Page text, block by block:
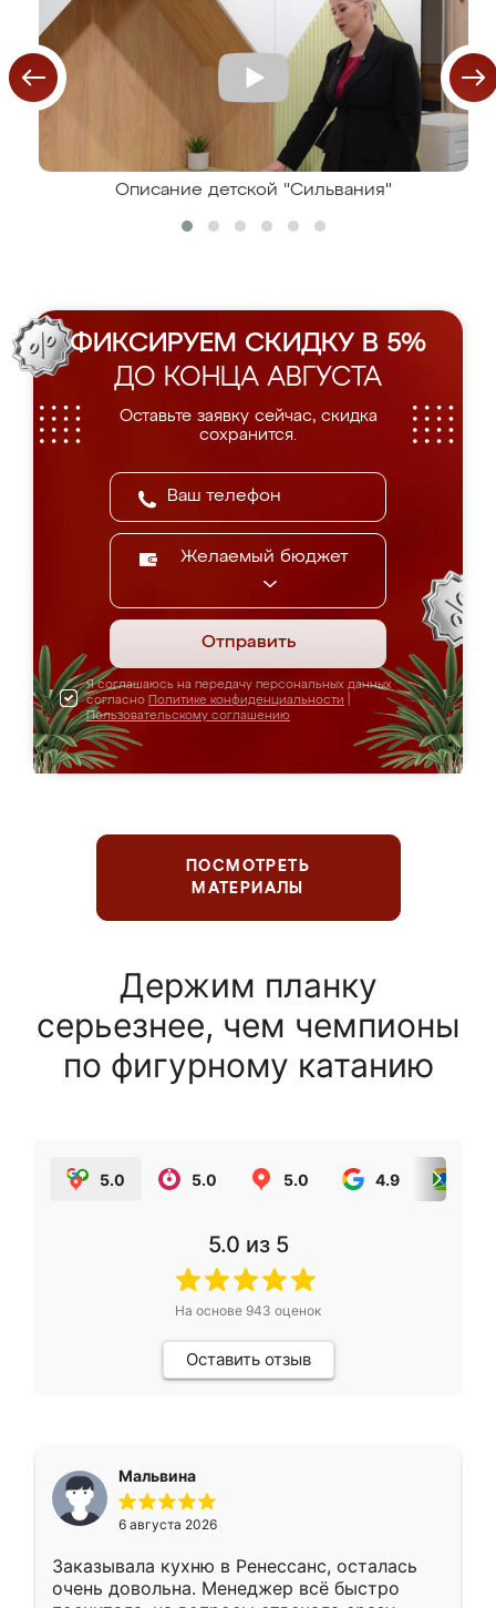
Описание детской "Сильвания"
ФИКСИРУЕМ СКИДКУ В 5%
ДО КОНЦА АВГУСТА
Оставьте заявку сейчас, скидка
сохранится.
Желаемый бюджет
Отправить
Я соглашаюсь на передачу персональных данных
согласно Политике конфиденциальности
Пользовательскому соглашению
ПОСМОТРЕТЬ
МАТЕРИАЛЫ
Держим планку
серьезнее, чем чемпионы
по фигурному катанию
5.0 5.0 5.0 4.9
5.0 из 5
На основе 943 оценок
Оставить отзыв
Мальвина
6 августа 2026
Заказывала кухню в Ренессанс, осталась
очень довольна. Менеджер всё быстро